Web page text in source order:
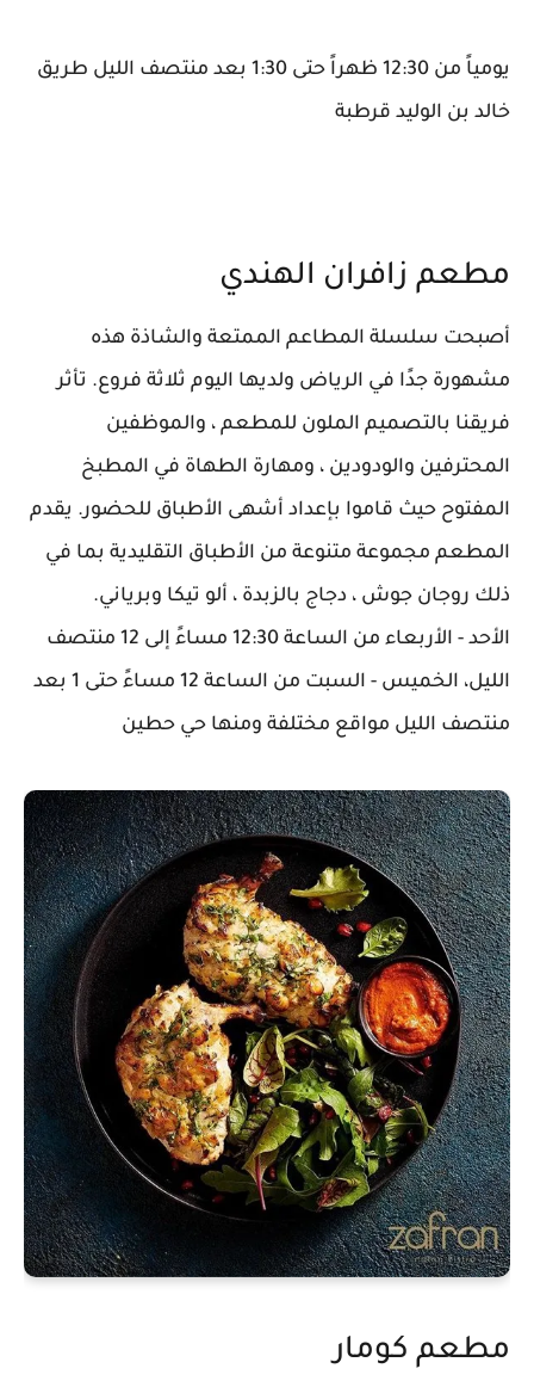
يومياً من 12:30 ظهراً حتى 1:30 بعد منتصف الليل طريق
خالد بن الوليد قرطبة
مطعم زافران الهندي
أصبحت سلسلة المطاعم الممتعة والشاذة هذه
مشهورة جدًا في الرياض ولديها اليوم ثلاثة فروع. تأثر
فريقنا بالتصميم الملون للمطعم ، والموظفين
المحترفين والودودين ، ومهارة الطهاة في المطبخ
المفتوح حيث قاموا بإعداد أشهى الأطباق للحضور. يقدم
المطعم مجموعة متنوعة من الأطباق التقليدية بما في
ذلك روجان جوش ، دجاج بالزبدة ، ألو تيكا وبرياني.
الأحد - الأربعاء من الساعة 12:30 مساءً إلى 12 منتصف
الليل، الخميس - السبت من الساعة 12 مساءً حتى 1 بعد
منتصف الليل مواقع مختلفة ومنها حي حطين
مطعم كومار